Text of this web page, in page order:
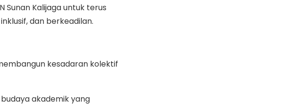
Sunan Kalijaga untuk terus
dan berkeadilan.
kesadaran kolektif
akademik yang